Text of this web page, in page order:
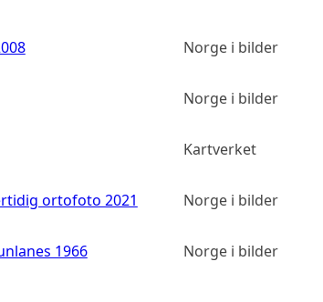
Norge i bilder
Norge i bilder
Kartverket
ortofoto 2021 Norge i bilder
1966 Norge i bilder